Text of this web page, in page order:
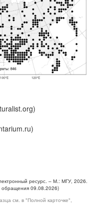
ресурс. – М.: МГУ, 2026.
обращения 09.08.2026)
см. в "Полной карточке",